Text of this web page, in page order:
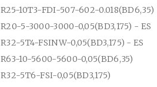
R25-10T3-FDI-507-602-0.018(BD6,35)
R20-5-3000-3000-0,05(BD3,175) - ES
R32-5T4-FSINW-0,05(BD3,175) - ES
R63-10-5600-5600-0,05(BD6,35)
R32-5T6-FSI-0,05(BD3,175)